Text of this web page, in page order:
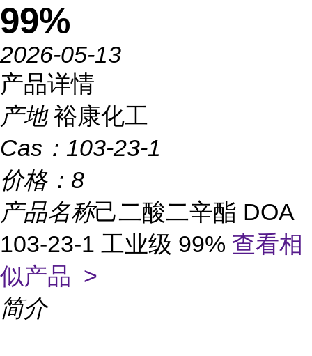
99%
2026-05-13
产品详情
产地 裕康化工
Cas： 103-23-1
价格： 8
产品名称己二酸二辛酯 DOA
103-23-1 工业级 99% 查看相
似产品 >
简介